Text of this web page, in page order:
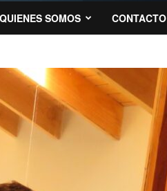
QUIENES SOMOS CONTACTO